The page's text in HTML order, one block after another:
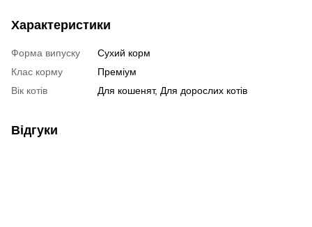
Характеристики
Форма випуску
Сухий корм
Клас корму
Преміум
Вік котів
Для кошенят, Для дорослих котів
Відгуки